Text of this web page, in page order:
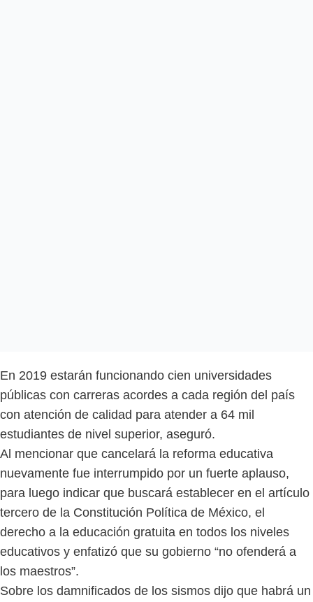
En 2019 estarán funcionando cien universidades
públicas con carreras acordes a cada región del país
con atención de calidad para atender a 64 mil
estudiantes de nivel superior, aseguró.
Al mencionar que cancelará la reforma educativa
nuevamente fue interrumpido por un fuerte aplauso,
para luego indicar que buscará establecer en el artículo
tercero de la Constitución Política de México, el
derecho a la educación gratuita en todos los niveles
educativos y enfatizó que su gobierno “no ofenderá a
los maestros”.
Sobre los damnificados de los sismos dijo que habrá un